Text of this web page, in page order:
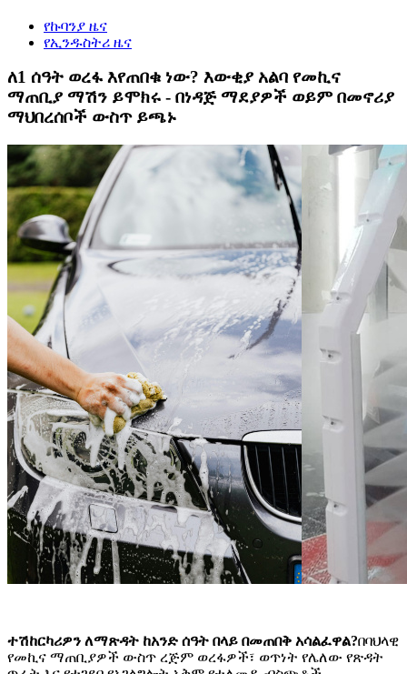
የኩባንያ ዜና
የኢንዱስትሪ ዜና
ለ1 ሰዓት ወረፋ እየጠበቁ ነው? እውቂያ አልባ የመኪና
ማጠቢያ ማሽን ይሞክሩ - በነዳጅ ማደያዎች ወይም በመኖሪያ
ማህበረሰቦች ውስጥ ይጫኑ
ተሽከርካሪዎን ለማጽዳት ከአንድ ሰዓት በላይ በመጠበቅ አሳልፈዋል?በባህላዊ
የመኪና ማጠቢያዎች ውስጥ ረጅም ወረፋዎች፣ ወጥነት የሌለው የጽዳት